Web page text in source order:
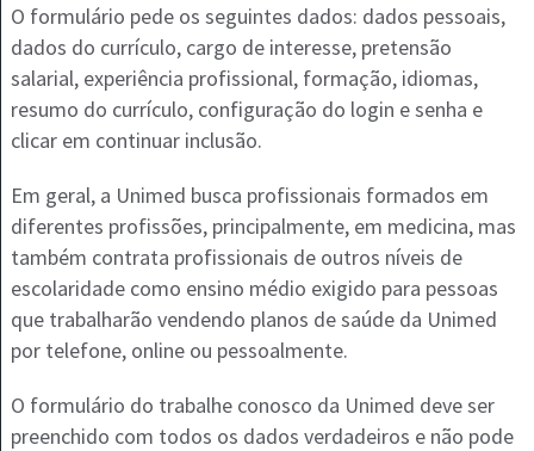
O formulário pede os seguintes dados: dados pessoais,
dados do currículo, cargo de interesse, pretensão
salarial, experiência profissional, formação, idiomas,
resumo do currículo, configuração do login e senha e
clicar em continuar inclusão.
Em geral, a Unimed busca profissionais formados em
diferentes profissões, principalmente, em medicina, mas
também contrata profissionais de outros níveis de
escolaridade como ensino médio exigido para pessoas
que trabalharão vendendo planos de saúde da Unimed
por telefone, online ou pessoalmente.
O formulário do trabalhe conosco da Unimed deve ser
preenchido com todos os dados verdadeiros e não pode